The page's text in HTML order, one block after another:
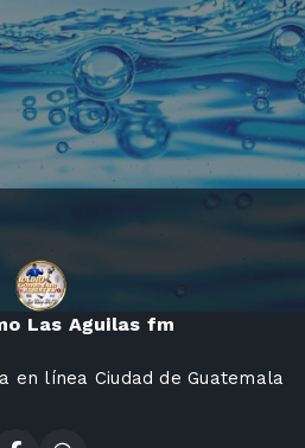
Las Aguilas fm
en línea Ciudad de Guatemala